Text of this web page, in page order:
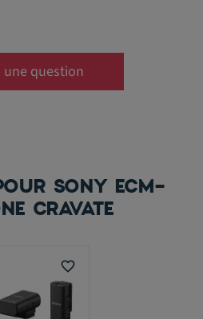
une question
SONY ECM-
CRAVATE
favorite_border